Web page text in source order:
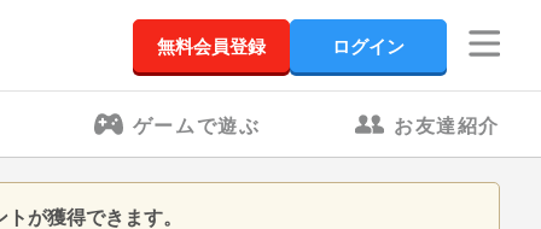
無料会員登録 ログイン
ゲームで遊ぶ お友達紹介
が獲得できます。